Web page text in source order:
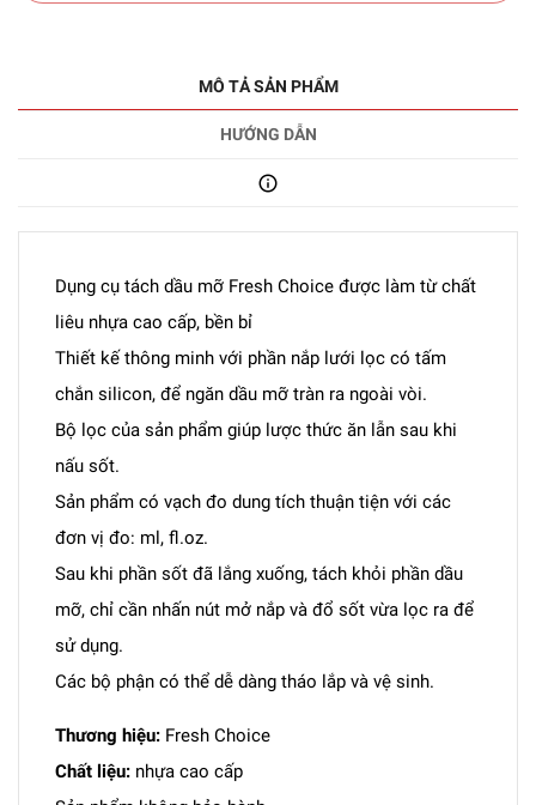
MÔ TẢ SẢN PHẨM
HƯỚNG DẪN
Dụng cụ tách dầu mỡ Fresh Choice được làm từ chất
liêu nhựa cao cấp, bền bỉ
Thiết kế thông minh với phần nắp lưới lọc có tấm
chắn silicon, để ngăn dầu mỡ tràn ra ngoài vòi.
Bộ lọc của sản phẩm giúp lược thức ăn lẫn sau khi
nấu sốt.
Sản phẩm có vạch đo dung tích thuận tiện với các
đơn vị đo: ml, fl.oz.
Sau khi phần sốt đã lắng xuống, tách khỏi phần dầu
mỡ, chỉ cần nhấn nút mở nắp và đổ sốt vừa lọc ra để
sử dụng.
Các bộ phận có thể dễ dàng tháo lắp và vệ sinh.
Thương hiệu: Fresh Choice
Chất liệu: nhựa cao cấp